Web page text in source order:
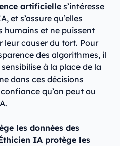
artificielle s’intéresse
et s’assure qu’elles
humains et ne puissent
leur causer du tort. Pour
des algorithmes, il
à la place de la
dans ces décisions
qu’on peut ou
les données des
IA protège les